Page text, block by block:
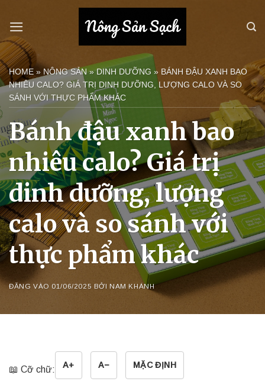
qua
nội
dung
HOME » NÔNG SẢN »DINH DƯỠNG » BÁNH ĐẬU XANH BAO
NHIÊU CALO? GIÁ TRỊ DINH DƯỠNG, LƯỢNG CALO VÀ SO
SÁNH VỚI THỰC PHẨM KHÁC
Bánh đậu xanh bao
nhiêu calo? Giá trị
dinh dưỡng, lượng
calo và so sánh với
thực phẩm khác
ĐĂNG VÀO 01/06/2025 BỞINAM KHÁNH
📖 Cỡ chữ: A+ A− MẶC ĐỊNH